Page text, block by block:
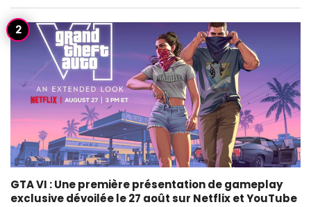
GTA VI : Une première présentation de gameplay
exclusive dévoilée le 27 août sur Netflix et YouTube